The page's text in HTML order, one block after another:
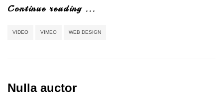
Continue reading ...
VIDEO VIMEO WEB DESIGN
Nulla auctor